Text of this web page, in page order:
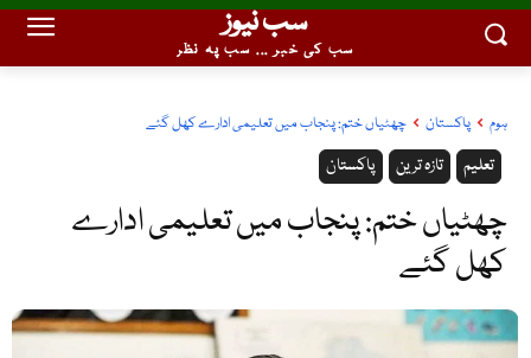
سب نیوز
سب کی خبر ... سب پہ نظر
ہوم پاکستان چھٹیاں ختم: پنجاب میں تعلیمی ادارے کھل گئے
پاکستان تازہ ترین تعلیم
چھٹیاں ختم: پنجاب میں تعلیمی ادارے
کھل گئے